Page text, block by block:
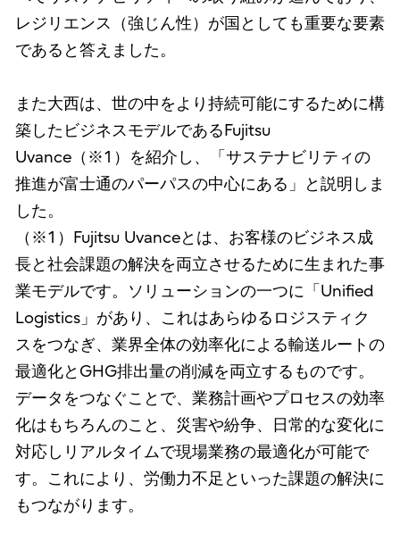
レジリエンス（強じん性）が国としても重要な要素
であると答えました。
また大西は、世の中をより持続可能にするために構
築したビジネスモデルであるFujitsu
Uvance（※1）を紹介し、「サステナビリティの
推進が富士通のパーパスの中心にある」と説明しま
した。
（※1）Fujitsu Uvanceとは、お客様のビジネス成
長と社会課題の解決を両立させるために生まれた事
業モデルです。ソリューションの一つに「Unified
Logistics」があり、これはあらゆるロジスティク
スをつなぎ、業界全体の効率化による輸送ルートの
最適化とGHG排出量の削減を両立するものです。
データをつなぐことで、業務計画やプロセスの効率
化はもちろんのこと、災害や紛争、日常的な変化に
対応しリアルタイムで現場業務の最適化が可能で
す。これにより、労働力不足といった課題の解決に
もつながります。